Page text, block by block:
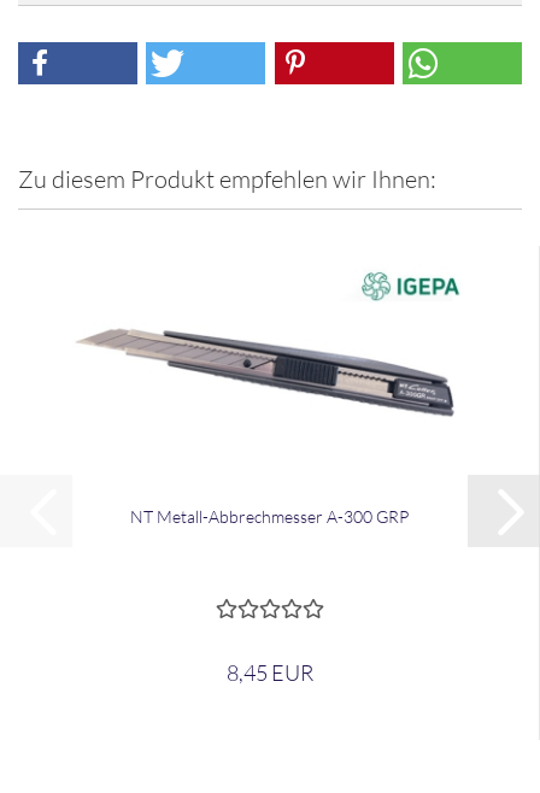
Zu diesem Produkt empfehlen wir Ihnen:
NT Metall-​​Ab­brech­mes­ser A-300 GRP
8,45 EUR